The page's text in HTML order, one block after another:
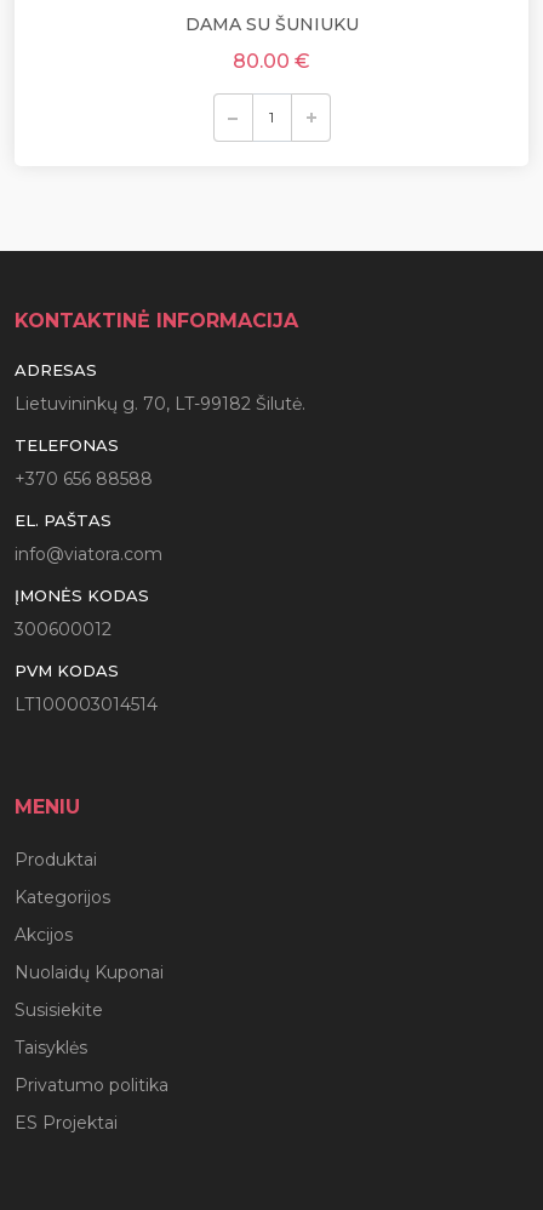
DAMA SU ŠUNIUKU
80.00 €
KONTAKTINĖ INFORMACIJA
ADRESAS
Lietuvininkų g. 70, LT-99182 Šilutė.
TELEFONAS
+370 656 88588
EL. PAŠTAS
info@viatora.com
ĮMONĖS KODAS
300600012
PVM KODAS
LT100003014514
MENIU
Produktai
Kategorijos
Akcijos
Nuolaidų Kuponai
Susisiekite
Taisyklės
Privatumo politika
ES Projektai